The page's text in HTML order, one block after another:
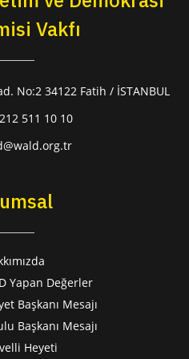
Vakfı
No:2 34122 Fatih / İSTANBUL
511 10 10
Yapan Değerler
Başkanı Mesajı
Başkanı Mesajı
Heyeti